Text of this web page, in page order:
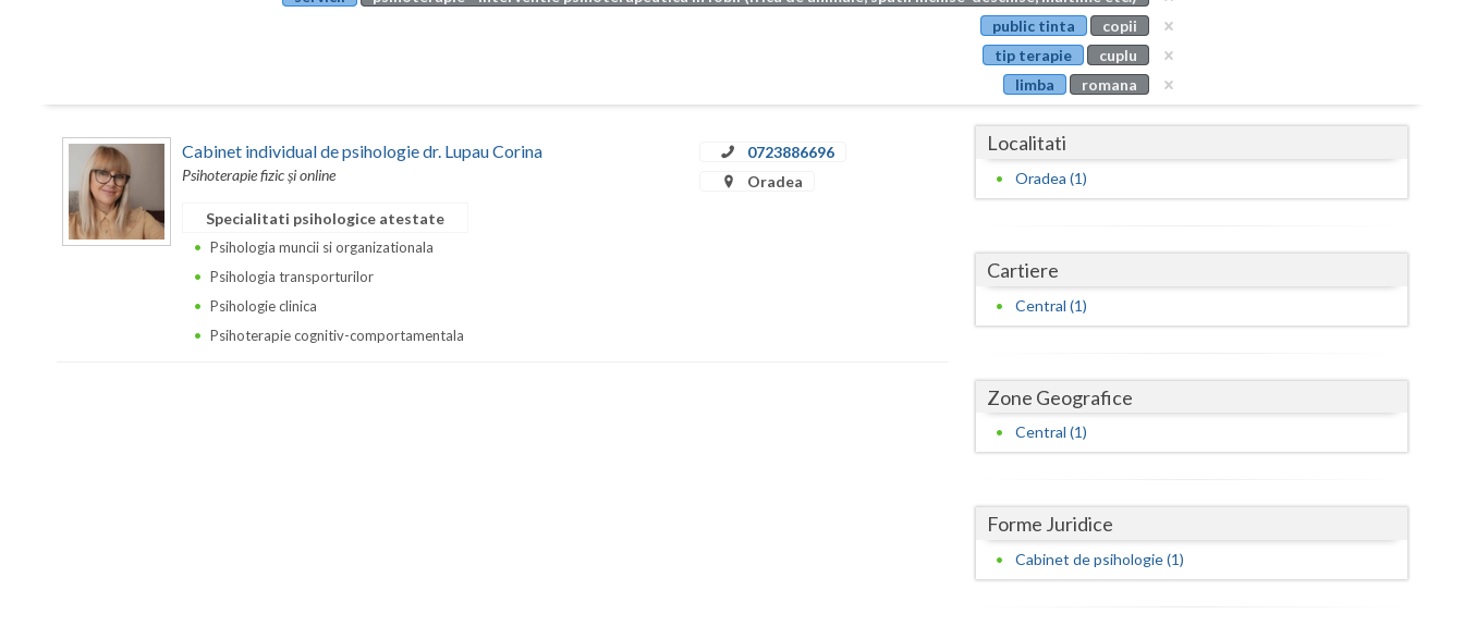
Buzau
Calarasi
Caras-Severin
Gorj
Ialomita
public tinta
copii
tip terapie
cuplu
limba
romana
Cabinet individual de psihologie dr. Lupau Corina
Psihoterapie fizic și online
0723886696
Oradea
Specialitati psihologice atestate
Psihologia muncii si organizationala
Psihologia transporturilor
Psihologie clinica
Psihoterapie cognitiv-comportamentala
Localitati
Oradea (1)
Cartiere
Central (1)
Zone Geografice
Central (1)
Forme Juridice
Cabinet de psihologie (1)